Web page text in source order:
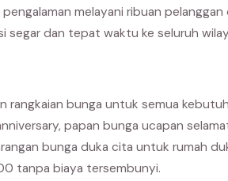
melayani ribuan
segar dan tepat waktu ke seluruh
rangkaian bunga untuk semua
papan bunga ucapan
bunga duka cita untuk rumah
tanpa biaya tersembunyi.